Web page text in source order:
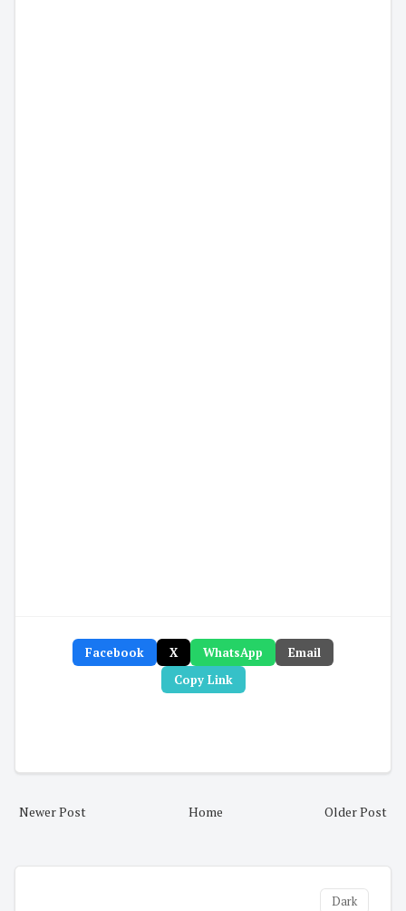
Facebook X WhatsApp
Email
Copy Link
Newer Post Older Post
Home
Dark